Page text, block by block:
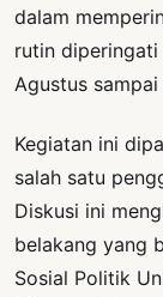
dalam
rutin diperingati
Agustus
Kegiatan ini
salah satu
Diskusi ini
belakang yang
Sosial Politik